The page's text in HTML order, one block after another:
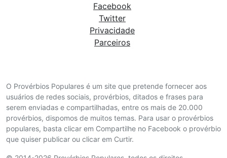
O Provérbios Populares é um site que pretende fornecer aos
usuários de redes sociais, provérbios, ditados e frases para
serem enviadas e compartilhadas, entre os mais de 20.000
provérbios, dispomos de muitos temas. Para usar o provérbios
populares, basta clicar em Compartilhe no Facebook o provérbio
que quiser publicar ou clicar em Curtir.
Facebook
Twitter
Privacidade
Parceiros